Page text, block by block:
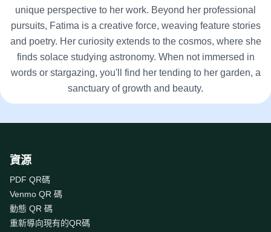
unique perspective to her work. Beyond her professional
pursuits, Fatima is a creative force, weaving feature stories
and poetry. Her curiosity extends to the cosmos, where she
finds solace studying astronomy. When not immersed in
words or stargazing, you'll find her tending to her garden, a
sanctuary of growth and beauty.
資源
PDF QR碼
Venmo QR 碼
動態 QR 碼
重新導向現有的QR碼